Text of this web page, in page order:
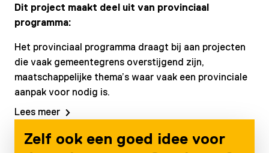
Dit project maakt deel uit van provinciaal
programma:
Het provinciaal programma draagt bij aan projecten
die vaak gemeentegrens overstijgend zijn,
maatschappelijke thema’s waar vaak een provinciale
aanpak voor nodig is.
Lees meer
Zelf ook een goed idee voor